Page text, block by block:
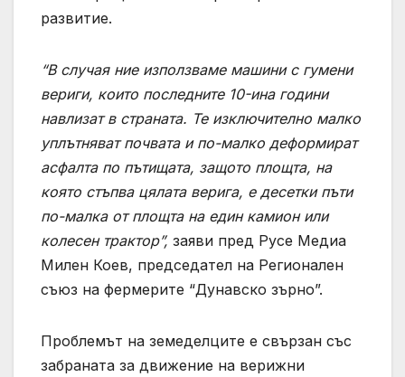
развитие.
“В случая ние използваме машини с гумени
вериги, които последните 10-ина години
навлизат в страната. Те изключително малко
уплътняват почвата и по-малко деформират
асфалта по пътищата, защото площта, на
която стъпва цялата верига, е десетки пъти
по-малка от площта на един камион или
колесен трактор”, заяви пред Русе Медиа
Милен Коев, председател на Регионален
съюз на фермерите “Дунавско зърно”.
Проблемът на земеделците е свързан със
забраната за движение на верижни